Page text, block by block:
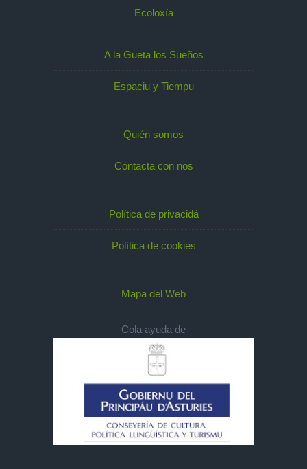
Ecoloxía
A la Gueta los Sueños
Espaciu y Tiempu
Quién somos
Contacta con nos
Política de privacidá
Política de cookies
Mapa del Web
Cola ayuda de